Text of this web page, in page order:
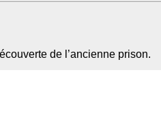
de l’ancienne prison.